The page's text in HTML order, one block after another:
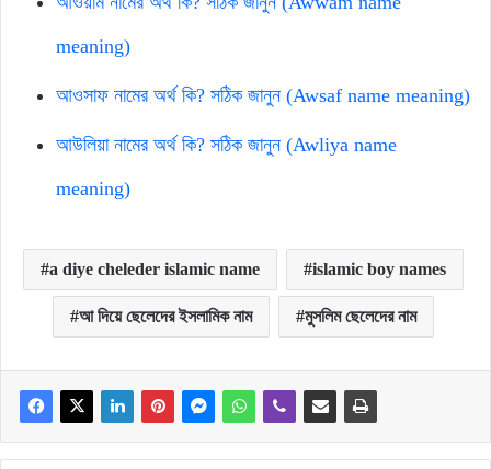
meaning)
আওসাফ নামের অর্থ কি? সঠিক জানুন (Awsaf name meaning)
আউলিয়া নামের অর্থ কি? সঠিক জানুন (Awliya name
meaning)
a diye cheleder islamic name islamic boy names
আ দিয়ে ছেলেদের ইসলামিক নাম মুসলিম ছেলেদের নাম